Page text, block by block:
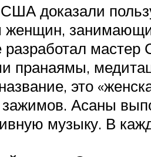
доказали
женщин,
разработал
пранаямы,
это
зажимов. Асаны
музыку. В